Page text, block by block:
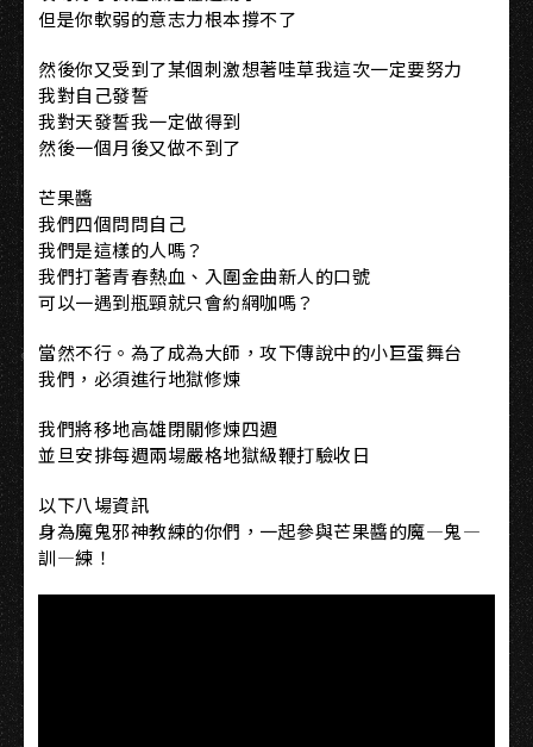
但是你軟弱的意志力根本撐不了
然後你又受到了某個刺激想著哇草我這次一定要努力
我對自己發誓
我對天發誓我一定做得到
然後一個月後又做不到了
芒果醬
我們四個問問自己
我們是這樣的人嗎？
我們打著青春熱血、入圍金曲新人的口號
可以一遇到瓶頸就只會約網咖嗎？
當然不行。為了成為大師，攻下傳說中的小巨蛋舞台
我們，必須進行地獄修煉
我們將移地高雄閉關修煉四週
並旦安排每週兩場嚴格地獄級鞭打驗收日
以下八場資訊
身為魔鬼邪神教練的你們，一起參與芒果醬的魔—鬼—
訓—練！